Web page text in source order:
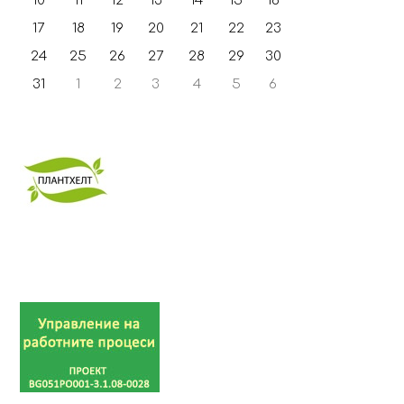
17
18 19 20 21 22
23
24
25 26 27 28 29
30
31
1 2 3 4 5 6